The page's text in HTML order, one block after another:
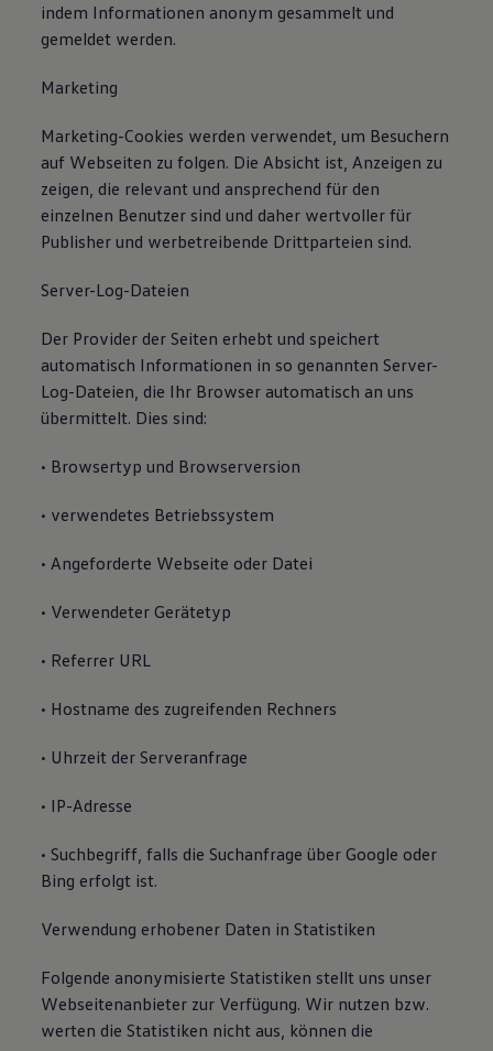
indem Informationen anonym gesammelt und
gemeldet werden.
Marketing
Marketing-Cookies werden verwendet, um Besuchern
auf Webseiten zu folgen. Die Absicht ist, Anzeigen zu
zeigen, die relevant und ansprechend für den
einzelnen Benutzer sind und daher wertvoller für
Publisher und werbetreibende Drittparteien sind.
Server-Log-Dateien
Der Provider der Seiten erhebt und speichert
automatisch Informationen in so genannten Server-
Log-Dateien, die Ihr Browser automatisch an uns
übermittelt. Dies sind:
• Browsertyp und Browserversion
• verwendetes Betriebssystem
• Angeforderte Webseite oder Datei
• Verwendeter Gerätetyp
• Referrer URL
• Hostname des zugreifenden Rechners
• Uhrzeit der Serveranfrage
• IP-Adresse
• Suchbegriff, falls die Suchanfrage über Google oder
Bing erfolgt ist.
Verwendung erhobener Daten in Statistiken
Folgende anonymisierte Statistiken stellt uns unser
Webseitenanbieter zur Verfügung. Wir nutzen bzw.
werten die Statistiken nicht aus, können die